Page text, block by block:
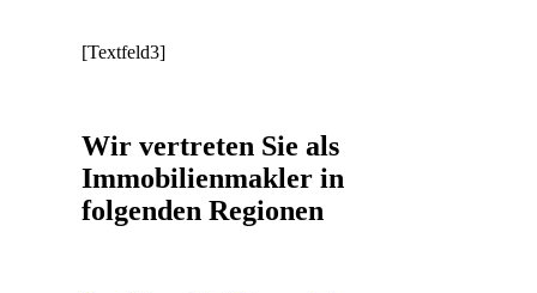
[Textfeld3]
Wir vertreten Sie als
Immobilienmakler in
folgenden Regionen